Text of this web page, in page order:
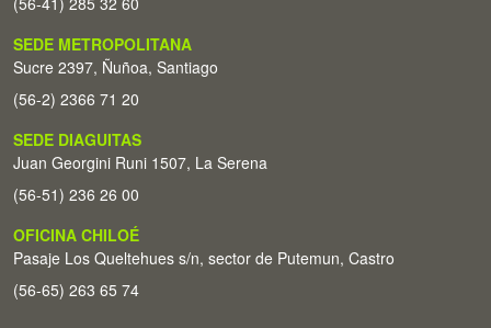
SEDE METROPOLITANA
Sucre 2397, Ñuñoa, Santiago
(56-2) 2366 71 20
SEDE DIAGUITAS
Juan Georgini Runi 1507, La Serena
(56-51) 236 26 00
OFICINA CHILOÉ
Pasaje Los Queltehues s/n, sector de Putemun, Castro
(56-65) 263 65 74